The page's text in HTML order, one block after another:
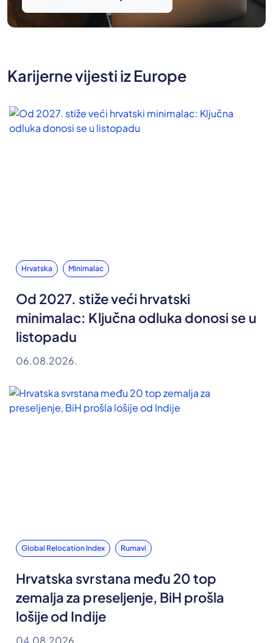
Karijerne vijesti iz Europe
Hrvatska Minimalac
Od 2027. stiže veći hrvatski
minimalac: Ključna odluka donosi se u
listopadu
06.08.2026.
Global Relocation Index Rumavi
Hrvatska svrstana među 20 top
zemalja za preseljenje, BiH prošla
lošije od Indije
04.08.2026.